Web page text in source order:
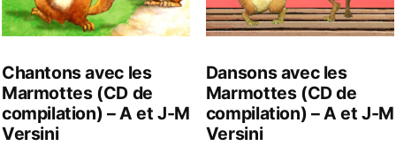
Chantons avec les
Marmottes (CD de
compilation) – A et J-M
Versini
Dansons avec les
Marmottes (CD de
compilation) – A et J-M
Versini